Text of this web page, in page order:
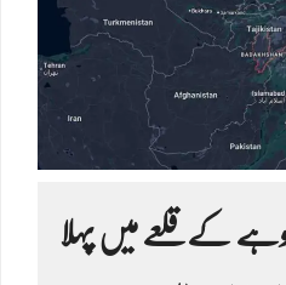
کے قلعے میں پہلا